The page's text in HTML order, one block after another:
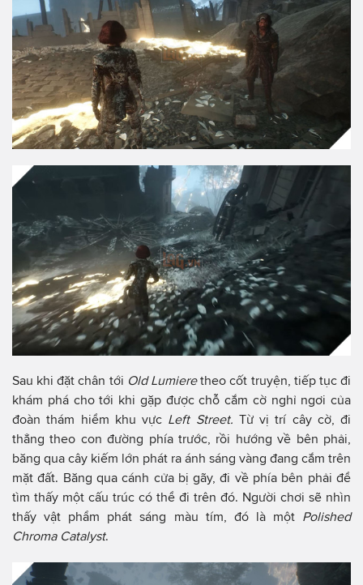
Sau khi đặt chân tới Old Lumieretheo cốt truyện, tiếp tục đi
khám phá cho tới khi gặp được chỗ cắm cờ nghỉ ngơi của
đoàn thám hiểm khu vực Left Street. Từ vị trí cây cờ, đi
thẳng theo con đường phía trước, rồi hướng về bên phải,
băng qua cây kiếm lớn phát ra ánh sáng vàng đang cắm trên
mặt đất. Băng qua cánh cửa bị gãy, đi về phía bên phải để
tìm thấy một cấu trúc có thể đi trên đó. Người chơi sẽ nhìn
thấy vật phẩm phát sáng màu tím, đó là một Polished
Chroma Catalyst.